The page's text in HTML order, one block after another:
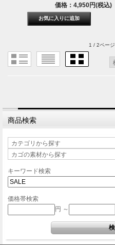
価格：4,950円(税込)
1 / 2ページ
商品検索
キーワード検索
価格帯検索
円 ～